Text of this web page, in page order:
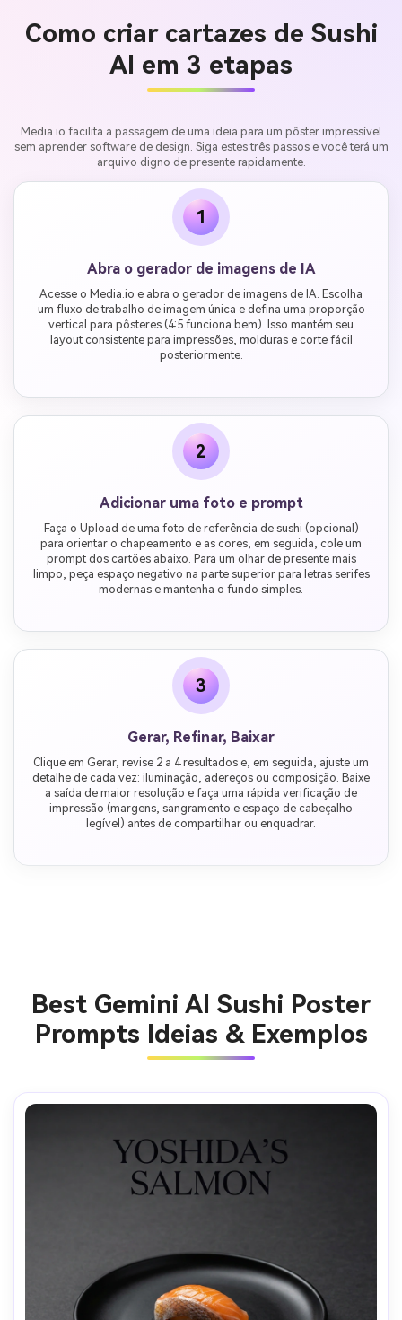
Como criar cartazes de Sushi
AI em 3 etapas
Media.io facilita a passagem de uma ideia para um pôster impressível
sem aprender software de design. Siga estes três passos e você terá um
arquivo digno de presente rapidamente.
1
Abra o gerador de imagens de IA
Acesse o Media.io e abra o gerador de imagens de IA. Escolha
um fluxo de trabalho de imagem única e defina uma proporção
vertical para pôsteres (4:5 funciona bem). Isso mantém seu
layout consistente para impressões, molduras e corte fácil
posteriormente.
2
Adicionar uma foto e prompt
Faça o Upload de uma foto de referência de sushi (opcional)
para orientar o chapeamento e as cores, em seguida, cole um
prompt dos cartões abaixo. Para um olhar de presente mais
limpo, peça espaço negativo na parte superior para letras serifes
modernas e mantenha o fundo simples.
3
Gerar, Refinar, Baixar
Clique em Gerar, revise 2 a 4 resultados e, em seguida, ajuste um
detalhe de cada vez: iluminação, adereços ou composição. Baixe
a saída de maior resolução e faça uma rápida verificação de
impressão (margens, sangramento e espaço de cabeçalho
legível) antes de compartilhar ou enquadrar.
Best Gemini AI Sushi Poster
Prompts Ideias & Exemplos